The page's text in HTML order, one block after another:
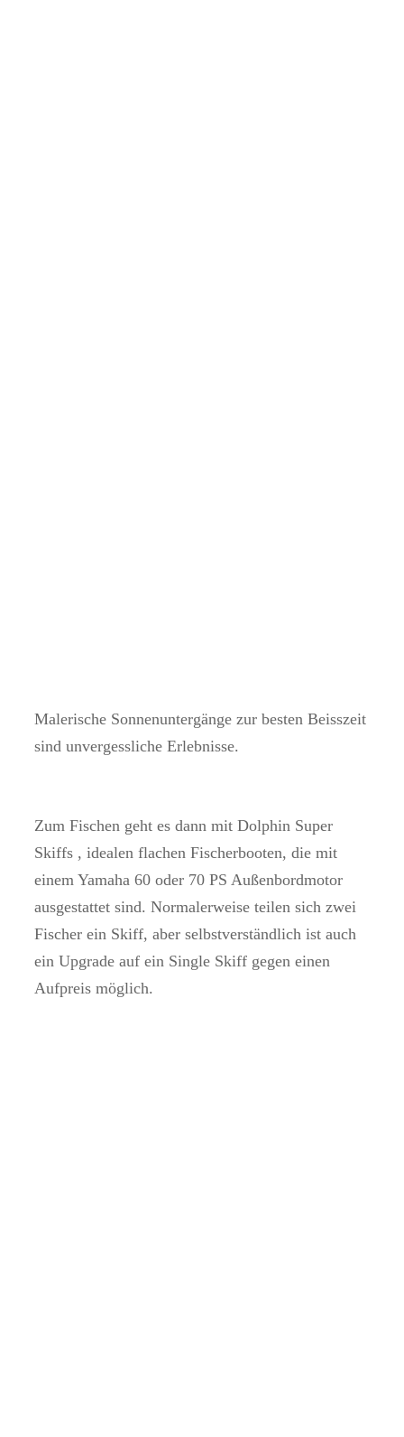
Malerische Sonnenuntergänge zur besten Beisszeit
sind unvergessliche Erlebnisse.
Zum Fischen geht es dann mit Dolphin Super
Skiffs , idealen flachen Fischerbooten, die mit
einem Yamaha 60 oder 70 PS Außenbordmotor
ausgestattet sind. Normalerweise teilen sich zwei
Fischer ein Skiff, aber selbstverständlich ist auch
ein Upgrade auf ein Single Skiff gegen einen
Aufpreis möglich.